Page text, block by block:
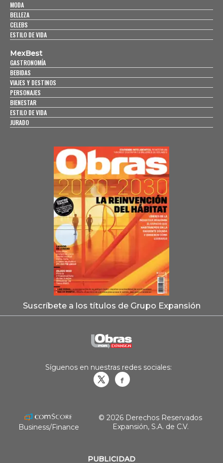
MODA
BELLEZA
CELEBS
ESTILO DE VIDA
MexBest
GASTRONOMÍA
BEBIDAS
VIAJES Y DESTINOS
PERSONAJES
BIENESTAR
ESTILO DE VIDA
JURADO
Suscríbete a los títulos de Grupo Expansión
PUBLICIDAD
Síguenos en nuestras redes sociales:
Business/Finance
© 2026 Derechos Reservados
Expansión, S.A. de C.V.